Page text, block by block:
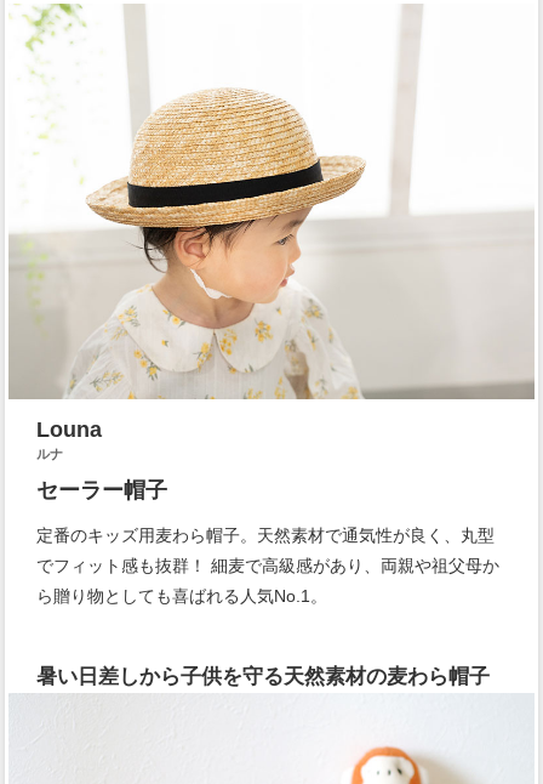
Louna
ルナ
セーラー帽子
定番のキッズ用麦わら帽子。天然素材で通気性が良く、丸型
でフィット感も抜群！ 細麦で高級感があり、両親や祖父母か
ら贈り物としても喜ばれる人気No.1。
暑い日差しから子供を守る天然素材の麦わら帽子